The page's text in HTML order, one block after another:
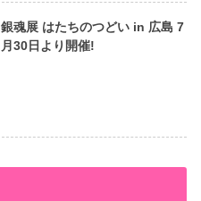
銀魂展 はたちのつどい in 広島 7
月30日より開催!